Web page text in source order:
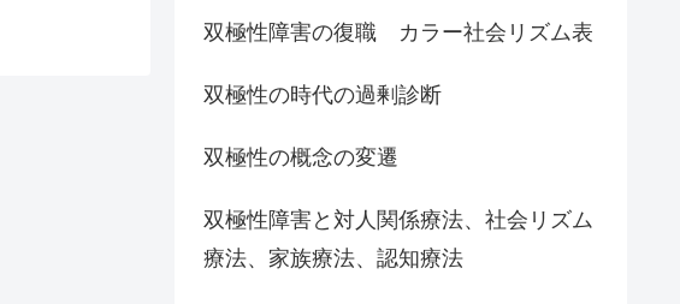
双極性障害の復職 カラー社会リズム表
双極性の時代の過剰診断
双極性の概念の変遷
双極性障害と対人関係療法、社会リズム
療法、家族療法、認知療法